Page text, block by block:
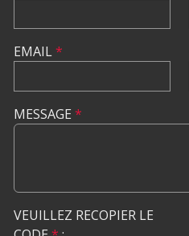
EMAIL*
MESSAGE *
VEUILLEZ RECOPIER LE